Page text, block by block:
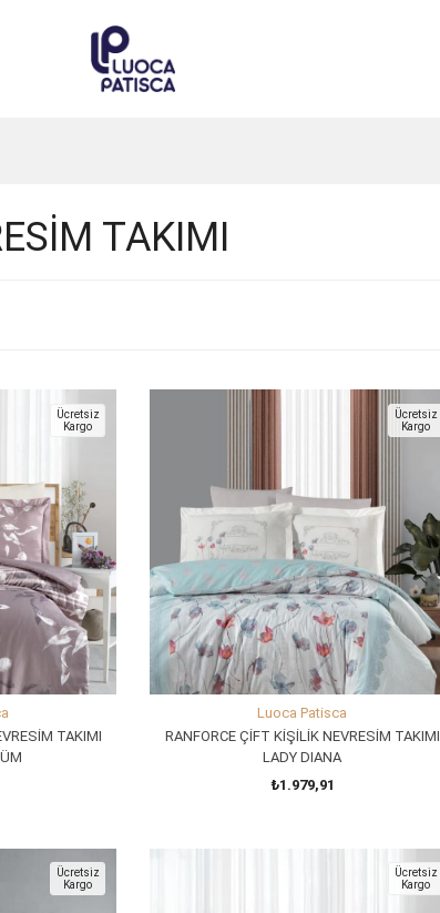
TAKIMI
Ücretsiz
Kargo
TAKIMI
Ücretsiz
Kargo
Luoca Patisca
RANFORCE ÇİFT KİŞİLİK NEVRESİM TAKIMI
LADY DIANA
₺1.979,91
Ücretsiz
Kargo
Ücretsiz
Kargo